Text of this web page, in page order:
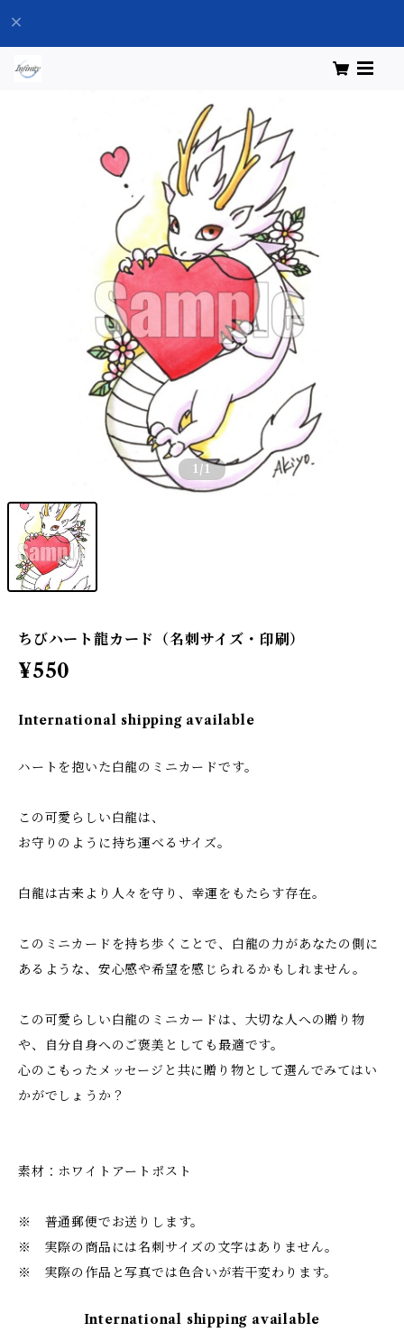
1 /1
ちびハート龍カード（名刺サイズ・印刷）
¥550
International shipping available
ハートを抱いた白龍のミニカードです。
この可愛らしい白龍は、
お守りのように持ち運べるサイズ。
白龍は古来より人々を守り、幸運をもたらす存在。
このミニカードを持ち歩くことで、白龍の力があなたの側に
あるような、安心感や希望を感じられるかもしれません。
この可愛らしい白龍のミニカードは、大切な人への贈り物
や、自分自身へのご褒美としても最適です。
心のこもったメッセージと共に贈り物として選んでみてはい
かがでしょうか？
素材：ホワイトアートポスト
※ 普通郵便でお送りします。
※ 実際の商品には名刺サイズの文字はありません。
※ 実際の作品と写真では色合いが若干変わります。
International shipping available